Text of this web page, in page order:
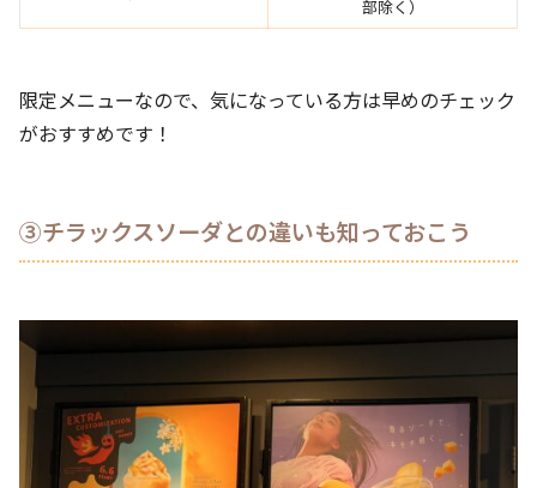
部除く）
限定メニューなので、気になっている方は早めのチェック
がおすすめです！
③チラックスソーダとの違いも知っておこう